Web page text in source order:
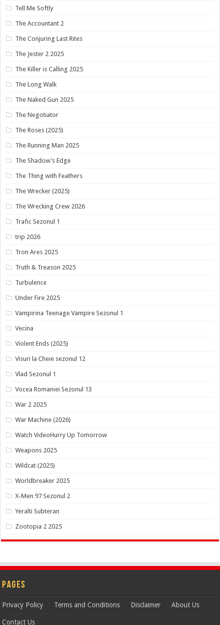
Tell Me Softly
The Accountant 2
The Conjuring Last Rites
The Jester 2 2025
The Killer is Calling 2025
The Long Walk
The Naked Gun 2025
The Negotiator
The Roses (2025)
The Running Man 2025
The Shadow’s Edge
The Thing with Feathers
The Wrecker (2025)
The Wrecking Crew 2026
Trafic Sezonul 1
trip 2026
Tron Ares 2025
Truth & Treason 2025
Turbulence
Under Fire 2025
Vampirina Teenage Vampire Sezonul 1
Vecina
Violent Ends (2025)
Visuri la Cheie sezonul 12
Vlad Sezonul 1
Vocea Romaniei Sezonul 13
War 2 2025
War Machine (2026)
Watch VideoHurry Up Tomorrow
Weapons 2025
Wildcat (2025)
Worldbreaker 2025
X-Men 97 Sezonul 2
Yeralti Subteran
Zootopia 2 2025
Pages
Privacy Policy Terms and Conditions Disclaimer About Us
Contact Us